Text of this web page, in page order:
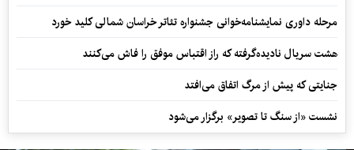
مرحله داوری نمایشنامه‌خوانی جشنواره تئاتر خراسان شمالی کلید خورد
هشت سریال نادیده‌گرفته که راز اقتباس موفق را فاش می‌کنند
جنایتی که پیش از مرگ اتفاق می‌افتد
نشست «از سنگ تا تصویر» برگزار می‌شود